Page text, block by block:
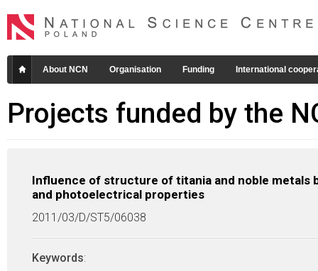
About NCN Organisation Funding International
Projects funded by the
Influence of structure of titania and noble
and photoelectrical properties
2011/03/D/ST5/06038
Keywords: